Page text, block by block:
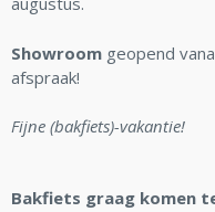
Showroom geopend
afspraak!
Fijne (bakfiets)-vakantie!
Bakfiets graag komen